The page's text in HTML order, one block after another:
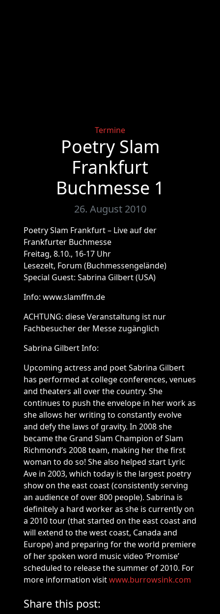
Categories
Termine
Poetry Slam
Frankfurt
Buchmesse 1
26. August 2010
Poetry Slam Frankfurt – Live auf der
Frankfurter Buchmesse
Freitag, 8.10., 16-17 Uhr
Lesezelt, Forum (Buchmessengelände)
Special Guest: Sabrina Gilbert (USA)
Info: www.slamffm.de
ACHTUNG: diese Veranstaltung ist nur
Fachbesucher der Messe zugänglich
Sabrina Gilbert Info:
Upcoming actress and poet Sabrina Gilbert
has performed at college conferences, venues
and theaters all over the country. She
continues to push the envelope in her work as
she allows her writing to constantly evolve
and defy the laws of gravity. In 2008 she
became the Grand Slam Champion of Slam
Richmond’s 2008 team, making her the first
woman to do so! She also helped start Lyric
Ave in 2003, which today is the largest poetry
show on the east coast (consistently serving
an audience of over 800 people). Sabrina is
definitely a hard worker as she is currently on
a 2010 tour (that started on the east coast and
will extend to the west coast, Canada and
Europe) and preparing for the world premiere
of her spoken word music video ‘Promise’
scheduled to release the summer of 2010. For
more information visitwww.burrowsink.com
Share this post: